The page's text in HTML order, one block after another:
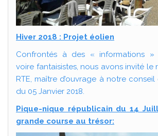
Hiver 2018 : Projet éolien
Confrontés à des « informations »
voire fantaisistes, nous avons invité le
RTE, maître d’ouvrage à notre conseil
du 05 Janvier 2018.
Pique-nique républicain du 14
grande course au trésor: